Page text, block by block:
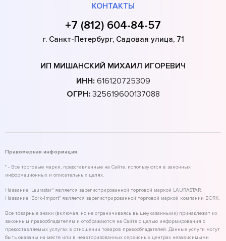
КОНТАКТЫ
+7 (812) 604-84-57
г. Санкт-Петербург, Садовая улица, 71
ИП МИШАНСКИЙ МИХАИЛ ИГОРЕВИЧ
ИНН: 616120725309
ОГРН: 325619600137088
Правомерная информация
* - Все торговые марки, представленные на Сайте, используются в законных
информационных и описательных целях.
Название "Laurastar" является зарегистрированной торговой маркой LAURASTAR.
Название "Bork-Import" является зарегистрированной торговой маркой компании BORK.
Все товарные знаки (включая, но не ограничиваясь вышеуказанными) принадлежат их
законным правообладателям и отображаются на Сайте с целью информирования о
предоставляемых услугах в отношении товаров правообладателей. Данные услуги могут
быть оказаны на месте или в неавторизованных сервисных центрах независимыми